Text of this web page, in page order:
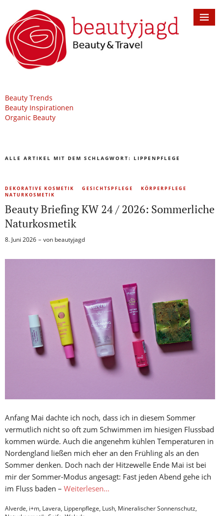
Beauty Trends
Beauty Inspirationen
Organic Beauty
ALLE ARTIKEL MIT DEM SCHLAGWORT: LIPPENPFLEGE
DEKORATIVE KOSMETIK GESICHTSPFLEGE
KÖRPERPFLEGE
NATURKOSMETIK
Beauty Briefing KW 24 / 2026: Sommerliche
Naturkosmetik
8. Juni 2026 von beautyjagd
Anfang Mai dachte ich noch, dass ich in diesem Sommer
vermutlich nicht so oft zum Schwimmen im hiesigen Flussbad
kommen würde. Auch die angenehm kühlen Temperaturen in
Nordengland ließen mich eher an den Frühling als an den
Sommer denken. Doch nach der Hitzewelle Ende Mai ist bei
mir der Sommer-Modus angesagt: Fast jeden Abend gehe ich
im Fluss baden – Weiterlesen…
Alverde, i+m, Lavera, Lippenpflege, Lush, Mineralischer Sonnenschutz,